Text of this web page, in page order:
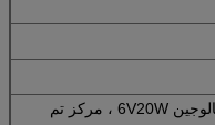
إضاءة Kohlerl ، مصباح هالوجين 6V20W ، مركز تم